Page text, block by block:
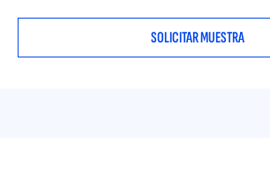
SOLICITAR MUESTRA